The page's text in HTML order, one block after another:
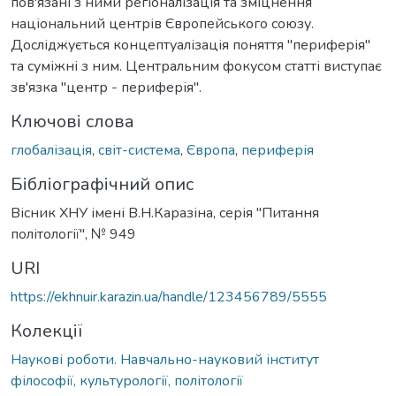
національний центрів Європейського союзу.
Досліджується концептуалізація поняття "периферія"
та суміжні з ним. Центральним фокусом статті виступає
зв'язка "центр - периферія".
Ключові слова
глобалізація, світ-система, Європа, периферія
Бібліографічний опис
Вісник ХНУ імені В.Н.Каразіна, серія "Питання
політології", № 949
URI
https://ekhnuir.karazin.ua/handle/123456789/5555
Колекції
Наукові роботи. Навчально-науковий інститут
філософії, культурології, політології